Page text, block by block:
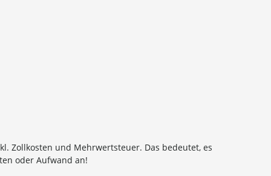
Zollkosten und Mehrwertsteuer. Das bedeutet, es
oder Aufwand an!